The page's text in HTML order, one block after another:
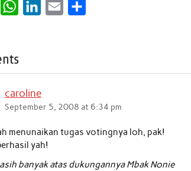
W
s
A
p
p
e
d
I
n
l
e
caroline
September 5, 2008 at 6:34 pm
menunaikan tugas votingnya loh, pak!
yah!
banyak atas dukungannya Mbak Nonie